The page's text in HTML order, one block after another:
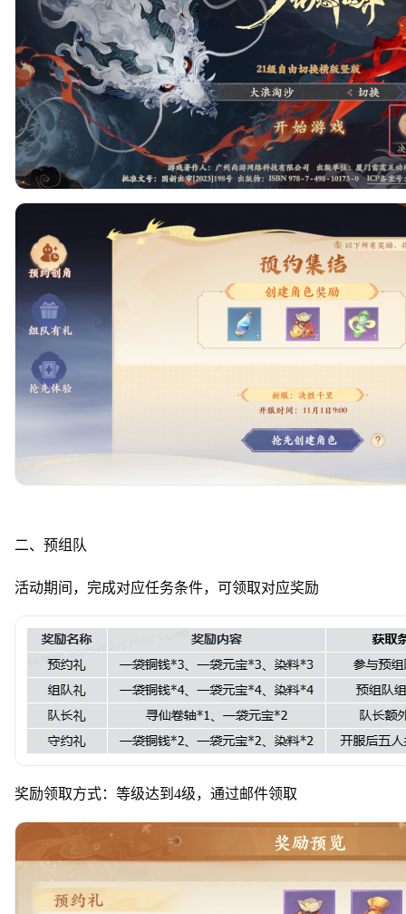
二、预组队
活动期间，完成对应任务条件，可领取对应奖励
奖励领取方式：等级达到4级，通过邮件领取